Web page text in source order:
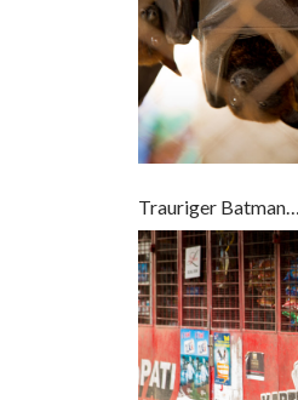
Trauriger Batman…..